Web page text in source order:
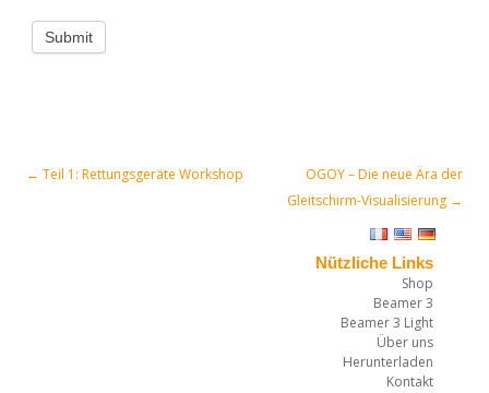
Submit
Post navigation
← Teil 1: Rettungsgeräte Workshop
OGOY – Die neue Ära der
Gleitschirm-Visualisierung →
Nützliche Links
Shop
Beamer 3
Beamer 3 Light
Über uns
Herunterladen
Kontakt